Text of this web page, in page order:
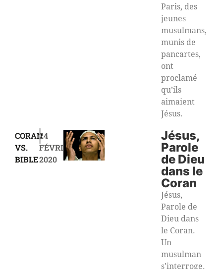
Paris, des
jeunes
musulmans,
munis de
pancartes,
ont
proclamé
qu’ils
aimaient
Jésus.
CORAN
VS.
BIBLE
|24
FÉVRIER
2020
Jésus,
Parole
de Dieu
dans le
Coran
Jésus,
Parole de
Dieu dans
le Coran.
Un
musulman
s'interroge.